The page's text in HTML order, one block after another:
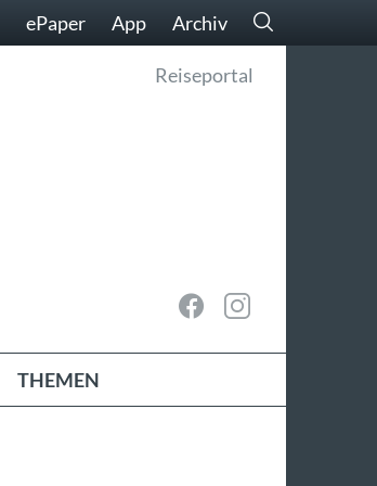
ePaper App Archiv
Reiseportal
THEMEN